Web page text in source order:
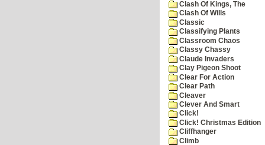
Clash Of Kings, The
Clash Of Wills
Classic
Classifying Plants
Classroom Chaos
Classy Chassy
Claude Invaders
Clay Pigeon Shoot
Clear For Action
Clear Path
Cleaver
Clever And Smart
Click!
Click! Christmas Edition
Cliffhanger
Climb